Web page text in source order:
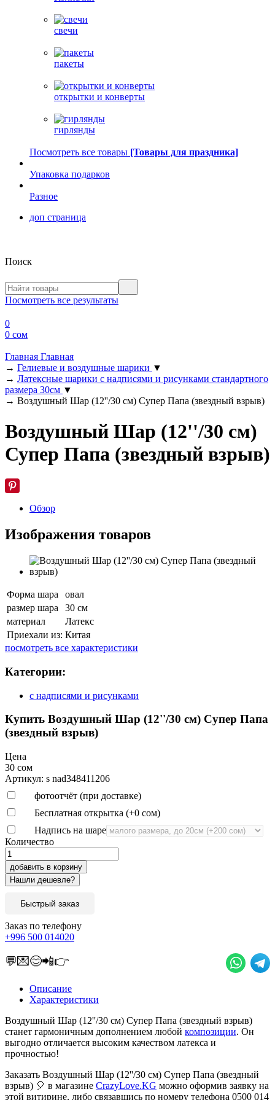
свечи
пакеты
открытки и конверты
гирлянды
Посмотреть все товары [Товары для праздника]
Упаковка подарков
Разное
доп страница
Поиск
Посмотреть все результаты
0
0 сом
Главная Главная
→ Гелиевые и воздушные шарики ▼
→ Латексные шарики с надписями и рисунками стандартного
размера 30см ▼
→ Воздушный Шар (12''/30 см) Супер Папа (звездный взрыв)
Воздушный Шар (12''/30 см)
Супер Папа (звездный взрыв)
Обзор
Изображения товаров
Форма шара
овал
размер шара
30 см
материал
Латекс
Приехали из: Китая
посмотреть все характеристики
Категории:
с надписями и рисунками
Купить Воздушный Шар (12''/30 см) Супер Папа
(звездный взрыв)
Цена
30 сом
Артикул: s nad348411206
фотоотчёт (при доставке)
Бесплатная открытка (+0 сом)
Надпись на шаре
Количество
добавить в корзину
Быстрый заказ
Заказ по телефону
+996 500 014020
💬💌😊📲👉
Описание
Характеристики
Воздушный Шар (12''/30 см) Супер Папа (звездный взрыв)
станет гармоничным дополнением любой композиции. Он
выгодно отличается высоким качеством латекса и
прочностью!
Заказать Воздушный Шар (12''/30 см) Супер Папа (звездный
взрыв) 🎈 в магазине CrazyLove.KG можно оформив заявку на
этой витирине, либо связавшись по номеру телефона 0500 014